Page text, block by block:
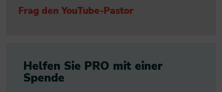
Frag den YouTube-Pastor
Helfen Sie PRO mit einer
Spende